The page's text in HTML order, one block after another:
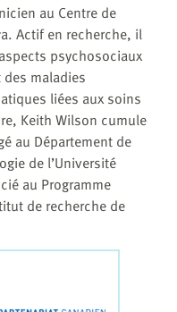
au Centre de
Actif en recherche, il
psychosociaux
maladies
liées aux soins
Keith Wilson cumule
au Département de
de l’Université
au Programme
de recherche de